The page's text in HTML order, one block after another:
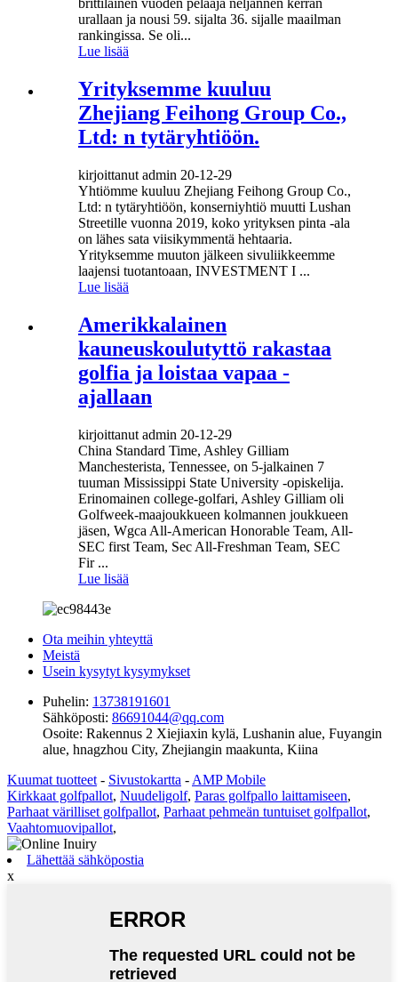
brittiläinen vuoden pelaaja neljännen kerran
urallaan ja nousi 59. sijalta 36. sijalle maailman
rankingissa. Se oli...
Lue lisää
Yrityksemme kuuluu
Zhejiang Feihong Group Co.,
Ltd: n tytäryhtiöön.
kirjoittanut admin 20-12-29
Yhtiömme kuuluu Zhejiang Feihong Group Co.,
Ltd: n tytäryhtiöön, konserniyhtiö muutti Lushan
Streetille vuonna 2019, koko yrityksen pinta -ala
on lähes sata viisikymmentä hehtaaria.
Yrityksemme muuton jälkeen sivuliikkeemme
laajensi tuotantoaan, INVESTMENT I ...
Lue lisää
Amerikkalainen
kauneuskoulutyttö rakastaa
golfia ja loistaa vapaa -
ajallaan
kirjoittanut admin 20-12-29
China Standard Time, Ashley Gilliam
Manchesterista, Tennessee, on 5-jalkainen 7
tuuman Mississippi State University -opiskelija.
Erinomainen college-golfari, Ashley Gilliam oli
Golfweek-maajoukkueen kolmannen joukkueen
jäsen, Wgca All-American Honorable Team, All-
SEC first Team, Sec All-Freshman Team, SEC
Fir ...
Lue lisää
Ota meihin yhteyttä
Meistä
Usein kysytyt kysymykset
Puhelin: 13738191601
Sähköposti: 86691044@qq.com
Osoite: Rakennus 2 Xiejiaxin kylä, Lushanin alue, Fuyangin
alue, hnagzhou City, Zhejiangin maakunta, Kiina
Kuumat tuotteet - Sivustokartta - AMP Mobile
Kirkkaat golfpallot, Nuudeligolf, Paras golfpallo laittamiseen,
Parhaat värilliset golfpallot, Parhaat pehmeän tuntuiset golfpallot,
Vaahtomuovipallot,
Lähettää sähköpostia
x